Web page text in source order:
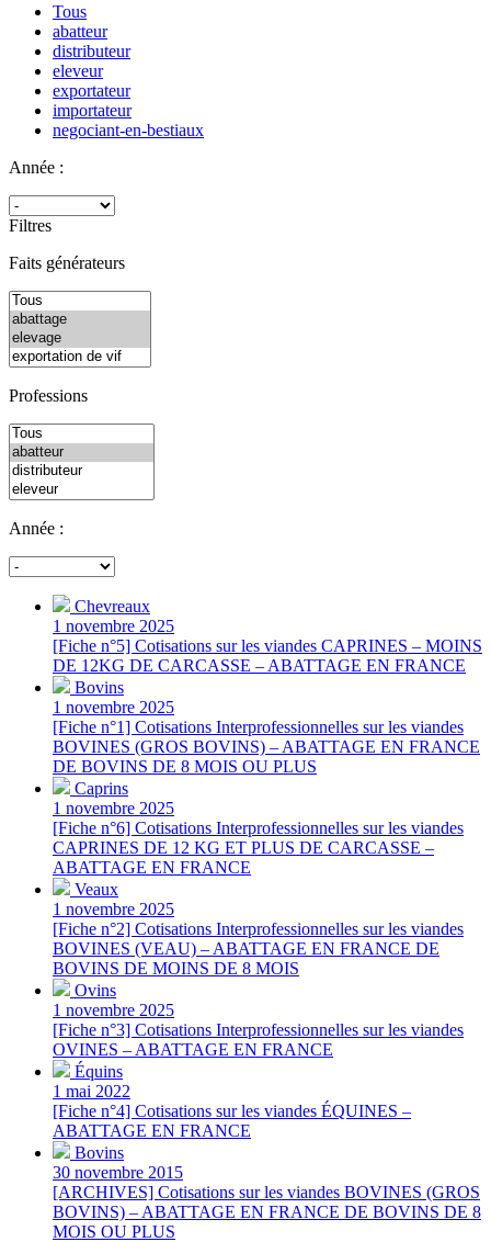
Tous
abatteur
distributeur
eleveur
exportateur
importateur
negociant-en-bestiaux
Année :
Filtres
Faits générateurs
Professions
Année :
Chevreaux
1 novembre 2025
[Fiche n°5] Cotisations sur les viandes CAPRINES – MOINS
DE 12KG DE CARCASSE – ABATTAGE EN FRANCE
Bovins
1 novembre 2025
[Fiche n°1] Cotisations Interprofessionnelles sur les viandes
BOVINES (GROS BOVINS) – ABATTAGE EN FRANCE
DE BOVINS DE 8 MOIS OU PLUS
Caprins
1 novembre 2025
[Fiche n°6] Cotisations Interprofessionnelles sur les viandes
CAPRINES DE 12 KG ET PLUS DE CARCASSE –
ABATTAGE EN FRANCE
Veaux
1 novembre 2025
[Fiche n°2] Cotisations Interprofessionnelles sur les viandes
BOVINES (VEAU) – ABATTAGE EN FRANCE DE
BOVINS DE MOINS DE 8 MOIS
Ovins
1 novembre 2025
[Fiche n°3] Cotisations Interprofessionnelles sur les viandes
OVINES – ABATTAGE EN FRANCE
Équins
1 mai 2022
[Fiche n°4] Cotisations sur les viandes ÉQUINES –
ABATTAGE EN FRANCE
Bovins
30 novembre 2015
[ARCHIVES] Cotisations sur les viandes BOVINES (GROS
BOVINS) – ABATTAGE EN FRANCE DE BOVINS DE 8
MOIS OU PLUS